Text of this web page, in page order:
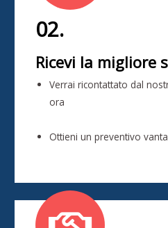
02.
Ricevi la migliore
Verrai ricontattato dal
ora
Ottieni un preventivo